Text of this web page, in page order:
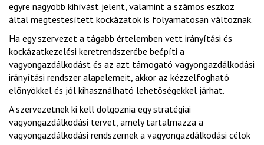
egyre nagyobb kihívást jelent, valamint a számos eszköz
által megtestesített kockázatok is folyamatosan változnak.
Ha egy szervezet a tágabb értelemben vett irányítási és
kockázatkezelési keretrendszerébe beépíti a
vagyongazdálkodást és az azt támogató vagyongazdálkodási
irányítási rendszer alapelemeit, akkor az kézzelfogható
előnyökkel és jól kihasználható lehetőségekkel járhat.
A szervezetnek ki kell dolgoznia egy stratégiai
vagyongazdálkodási tervet, amely tartalmazza a
vagyongazdálkodási rendszernek a vagyongazdálkodási célok